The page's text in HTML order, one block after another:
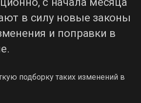
в силу новые законы
и поправки в
подборку таких изменений в